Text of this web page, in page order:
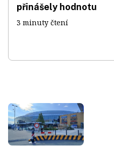
přinášely hodnotu
3 minuty čtení